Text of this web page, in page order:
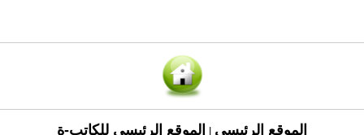
الموقع الرئيسي الموقع الرئيسي للكاتب-ة